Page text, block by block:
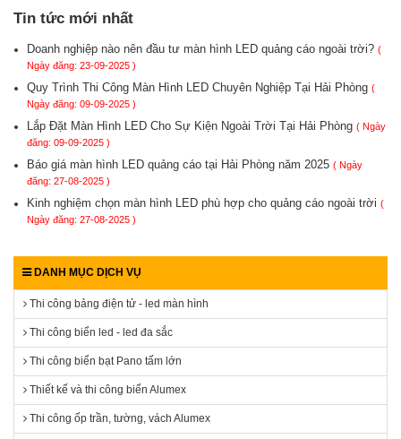
Tin tức mới nhất
Doanh nghiệp nào nên đầu tư màn hình LED quảng cáo ngoài trời? (
Ngày đăng: 23-09-2025 )
Quy Trình Thi Công Màn Hình LED Chuyên Nghiệp Tại Hải Phòng (
Ngày đăng: 09-09-2025 )
Lắp Đặt Màn Hình LED Cho Sự Kiện Ngoài Trời Tại Hải Phòng ( Ngày
đăng: 09-09-2025 )
Báo giá màn hình LED quảng cáo tại Hải Phòng năm 2025 ( Ngày
đăng: 27-08-2025 )
Kinh nghiệm chọn màn hình LED phù hợp cho quảng cáo ngoài trời (
Ngày đăng: 27-08-2025 )
DANH MỤC DỊCH VỤ
Thi công bảng điện tử - led màn hình
Thi công biển led - led đa sắc
Thi công biển bạt Pano tấm lớn
Thiết kế và thi công biển Alumex
Thi công ốp trần, tường, vách Alumex